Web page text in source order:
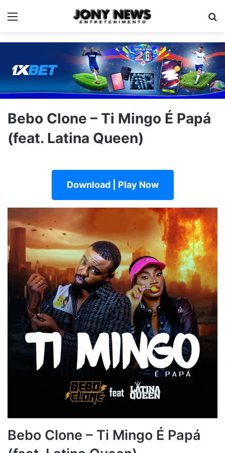
Menu
Bebo Clone – Ti Mingo É Papá
(feat. Latina Queen)
Download | Play Now
Bebo Clone – Ti Mingo É Papá